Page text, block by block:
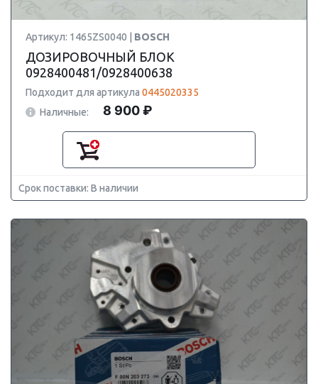
Артикул: 1465ZS0040 | BOSCH
ДОЗИРОВОЧНЫЙ БЛОК
0928400481/0928400638
Подходит для артикула 0445020335
Наличные:
8 900 ₽
Срок поставки: В наличии